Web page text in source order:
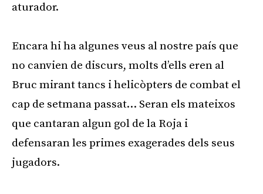
aturador.
Encara hi ha algunes veus al nostre país que
no canvien de discurs, molts d’ells eren al
Bruc mirant tancs i helicòpters de combat el
cap de setmana passat… Seran els mateixos
que cantaran algun gol de la Roja i
defensaran les primes exagerades dels seus
jugadors.